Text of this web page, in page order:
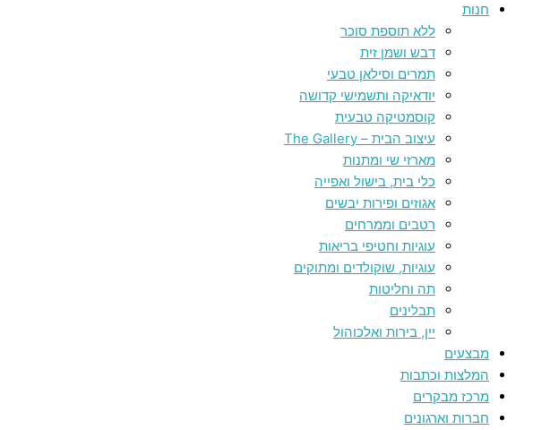
חנות
ללא תוספת סוכר
דבש ושמן זית
תמרים וסילאן טבעי
יודאיקה ותשמישי קדושה
קוסמטיקה טבעית
עיצוב הבית – The Gallery
מארזי שי ומתנות
כלי בית, בישול ואפייה
אגוזים ופירות יבשים
רטבים וממרחים
עוגיות וחטיפי בריאות
עוגיות, שוקולדים ומתוקים
תה וחליטות
תבלינים
יין, בירות ואלכוהול
מבצעים
המלצות וכתבות
מרכז מבקרים
חברות וארגונים